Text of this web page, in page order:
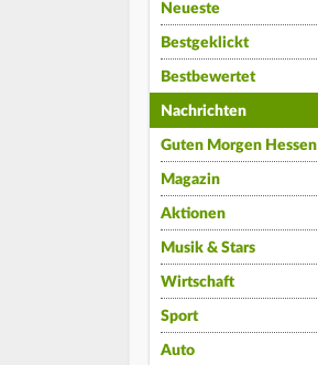
Neueste
Bestgeklickt
Bestbewertet
Nachrichten
Guten Morgen Hessen
Magazin
Aktionen
Musik & Stars
Wirtschaft
Sport
Auto